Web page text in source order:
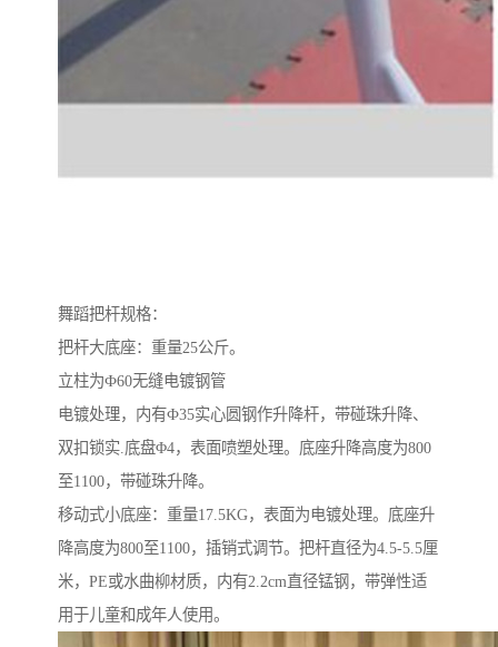
舞蹈把杆规格：
把杆大底座：重量25公斤。
立柱为Ф60无缝电镀钢管
电镀处理，内有Ф35实心圆钢作升降杆，带碰珠升降、
双扣锁实.底盘Φ4，表面喷塑处理。底座升降高度为800
至1100，带碰珠升降。
移动式小底座：重量17.5KG，表面为电镀处理。底座升
降高度为800至1100，插销式调节。把杆直径为4.5-5.5厘
米，PE或水曲柳材质，内有2.2cm直径锰钢，带弹性适
用于儿童和成年人使用。